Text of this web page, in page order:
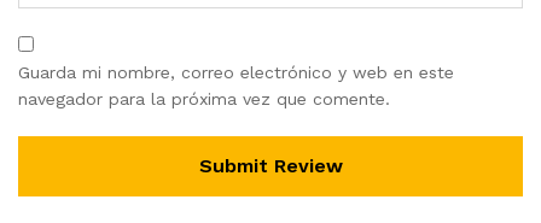
Guarda mi nombre, correo electrónico y web en este
navegador para la próxima vez que comente.